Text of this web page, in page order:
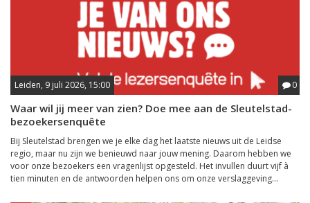
Leiden, 9 juli 2026, 15:00 0
Waar wil jij meer van zien? Doe mee aan de Sleutelstad-
bezoekersenquête
Bij Sleutelstad brengen we je elke dag het laatste nieuws uit de Leidse
regio, maar nu zijn we benieuwd naar jouw mening. Daarom hebben we
voor onze bezoekers een vragenlijst opgesteld. Het invullen duurt vijf à
tien minuten en de antwoorden helpen ons om onze verslaggeving...